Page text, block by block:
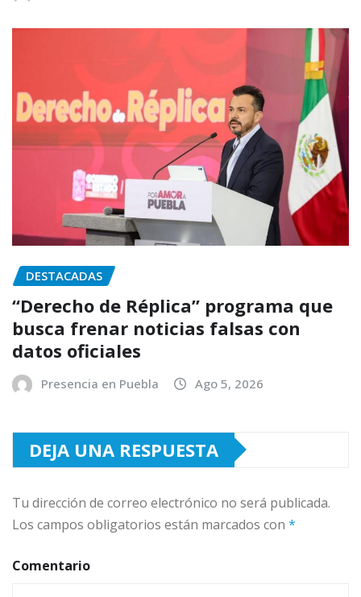
DESTACADAS
“Derecho de Réplica” programa que
busca frenar noticias falsas con
datos oficiales
Presencia en Puebla Ago 5, 2026
DEJA UNA RESPUESTA
Tu dirección de correo electrónico no será publicada.
Los campos obligatorios están marcados con *
Comentario